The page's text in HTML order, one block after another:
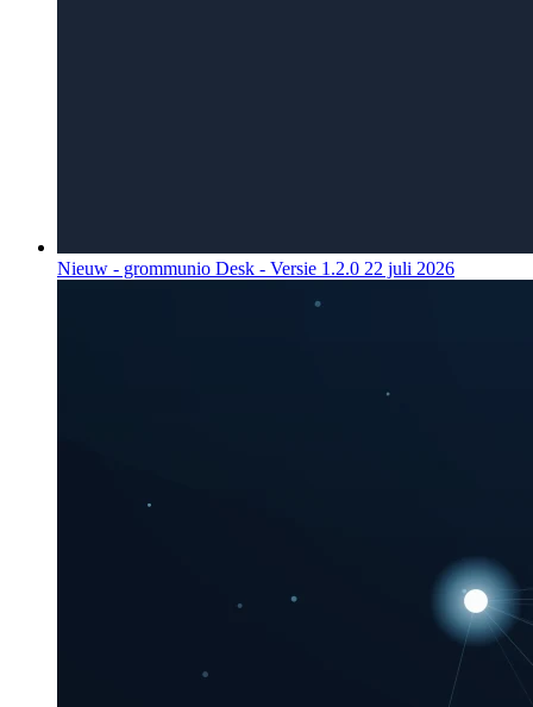
Nieuw - grommunio Desk - Versie 1.2.0 22 juli 2026